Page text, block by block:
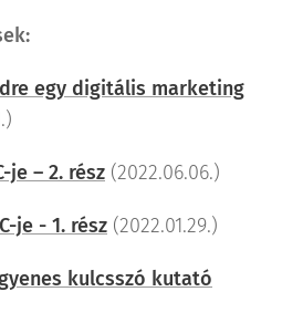
egy digitális marketing
je – 2. rész (2022.06.06.)
je - 1. rész (2022.01.29.)
kulcsszó kutató